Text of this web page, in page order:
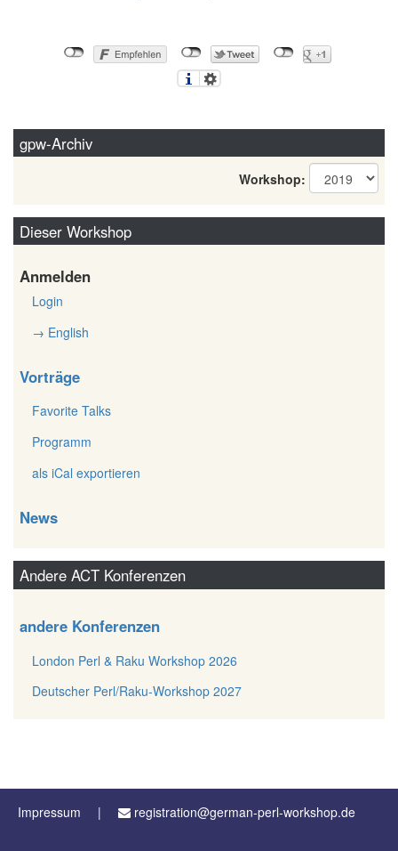
gpw-Archiv
Workshop:
Dieser Workshop
Anmelden
Login
→ English
Vorträge
Favorite Talks
Programm
als iCal exportieren
News
Andere ACT Konferenzen
andere Konferenzen
London Perl & Raku Workshop 2026
Deutscher Perl/Raku-Workshop 2027
Impressum registration@german-perl-workshop.de